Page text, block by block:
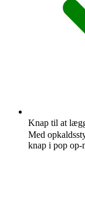
Knap til at
Med
knap i pop op-